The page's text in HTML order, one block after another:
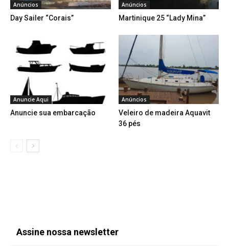
Anúncios
Day Sailer “Corais”
Anúncios
Martinique 25 “Lady Mina”
Anuncie Aqui
Anuncie sua embarcação
Anúncios
Veleiro de madeira Aquavit
36 pés
Assine nossa newsletter